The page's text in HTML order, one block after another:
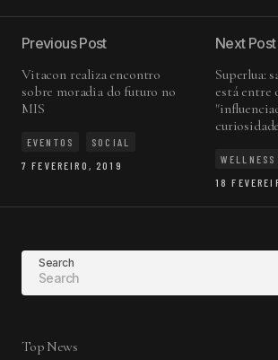
Previous Post
Vitacon realiza encontro
sobre moradia do futuro no
MIS
EVENTOS
SOCIAL
7 FEVEREIRO, 2019
Next Post
Superlua:
está entre
WELLNESS
18
Search
Top News